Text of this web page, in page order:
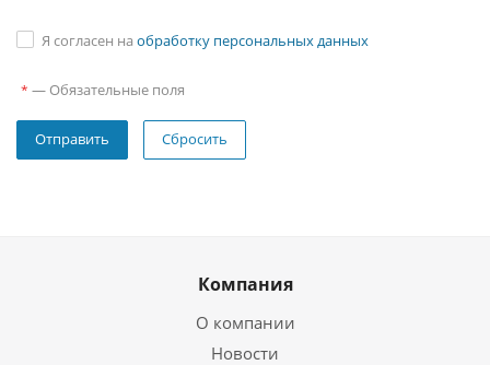
Я согласен на обработку персональных данных
* — Обязательные поля
Сбросить
Компания
О компании
Новости